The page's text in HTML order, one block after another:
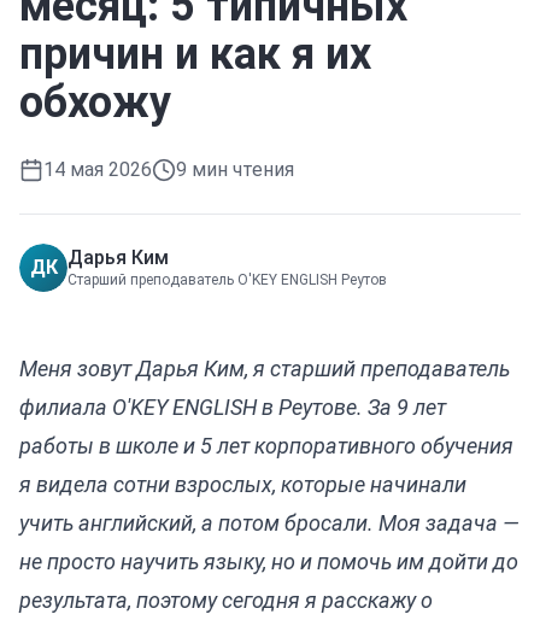
причин и как я их
обхожу
14 мая 2026 9 мин чтения
ДК Дарья Ким
Старший преподаватель O'KEY ENGLISH Реутов
Меня зовут Дарья Ким, я старший преподаватель
филиала O'KEY ENGLISH в Реутове. За 9 лет
работы в школе и 5 лет корпоративного обучения
я видела сотни взрослых, которые начинали
учить английский, а потом бросали. Моя задача —
не просто научить языку, но и помочь им дойти до
результата, поэтому сегодня я расскажу о